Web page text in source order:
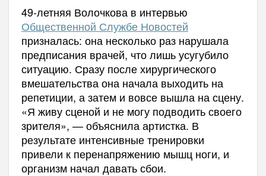
49-летняя Волочкова в интервью
Общественной Службе Новостей
призналась: она несколько раз нарушала
предписания врачей, что лишь усугубило
ситуацию. Сразу после хирургического
вмешательства она начала выходить на
репетиции, а затем и вовсе вышла на сцену.
«Я живу сценой и не могу подводить своего
зрителя», — объяснила артистка. В
результате интенсивные тренировки
привели к перенапряжению мышц ноги, и
организм начал давать сбои.